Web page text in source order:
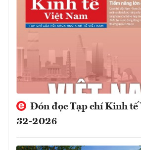
Đón đọc Tạp chí Kinh tế
32-2026